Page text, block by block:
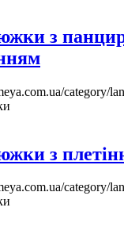
з
category/
з
category/